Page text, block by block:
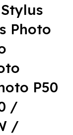
Photo
P50
/
/